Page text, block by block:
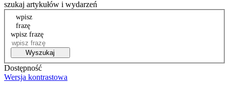
szukaj artykułów i wydarzeń
wpisz
frazę
wpisz frazę
Wyszukaj
Dostępność
Wersja kontrastowa